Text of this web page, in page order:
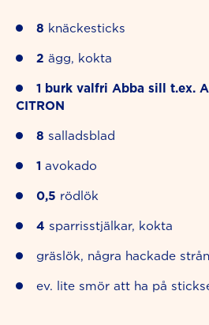
8 knäckesticks
2 ägg, kokta
1 burk valfri Abba sill t.ex.
CITRON
8 salladsblad
1 avokado
0,5 rödlök
4 sparrisstjälkar, kokta
gräslök, några hackade strån
ev. lite smör att ha på